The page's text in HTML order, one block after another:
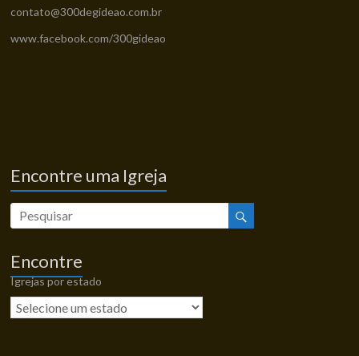
contato@300degideao.com.br
www.facebook.com/300gideao
Encontre uma Igreja
Encontre
Igrejas por estado